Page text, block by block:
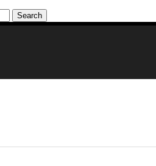
Search